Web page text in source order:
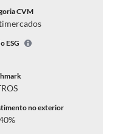
CVM
ESG
no exterior